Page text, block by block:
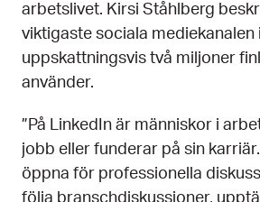
arbetslivet. Kirsi Ståhlberg
viktigaste sociala mediekanalen
uppskattningsvis två miljoner
använder.
”På LinkedIn är människor i
jobb eller funderar på sin
öppna för professionella
följa branschdiskussioner,